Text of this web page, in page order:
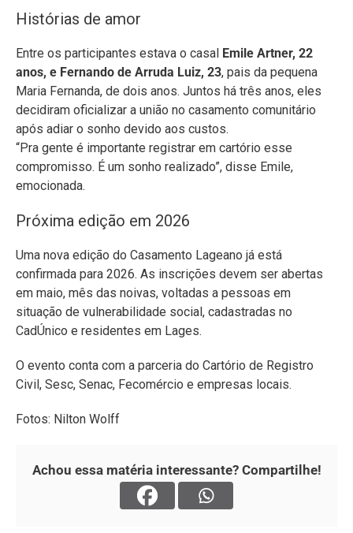
Histórias de amor
Entre os participantes estava o casal Emile Artner, 22
anos, e Fernando de Arruda Luiz, 23, pais da pequena
Maria Fernanda, de dois anos. Juntos há três anos, eles
decidiram oficializar a união no casamento comunitário
após adiar o sonho devido aos custos.
“Pra gente é importante registrar em cartório esse
compromisso. É um sonho realizado”, disse Emile,
emocionada.
Próxima edição em 2026
Uma nova edição do Casamento Lageano já está
confirmada para 2026. As inscrições devem ser abertas
em maio, mês das noivas, voltadas a pessoas em
situação de vulnerabilidade social, cadastradas no
CadÚnico e residentes em Lages.
O evento conta com a parceria do Cartório de Registro
Civil, Sesc, Senac, Fecomércio e empresas locais.
Fotos: Nilton Wolff
Achou essa matéria interessante? Compartilhe!